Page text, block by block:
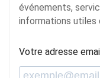
événements,
informations utiles
Votre adresse email